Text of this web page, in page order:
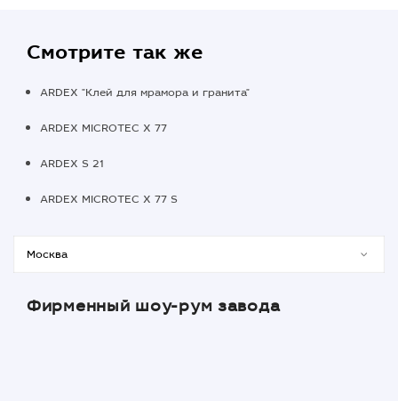
Смотрите так же
ARDEX "Клей для мрамора и гранита"
ARDEX MICROTEC X 77
ARDEX S 21
ARDEX MICROTEC X 77 S
Фирменный шоу-рум завода